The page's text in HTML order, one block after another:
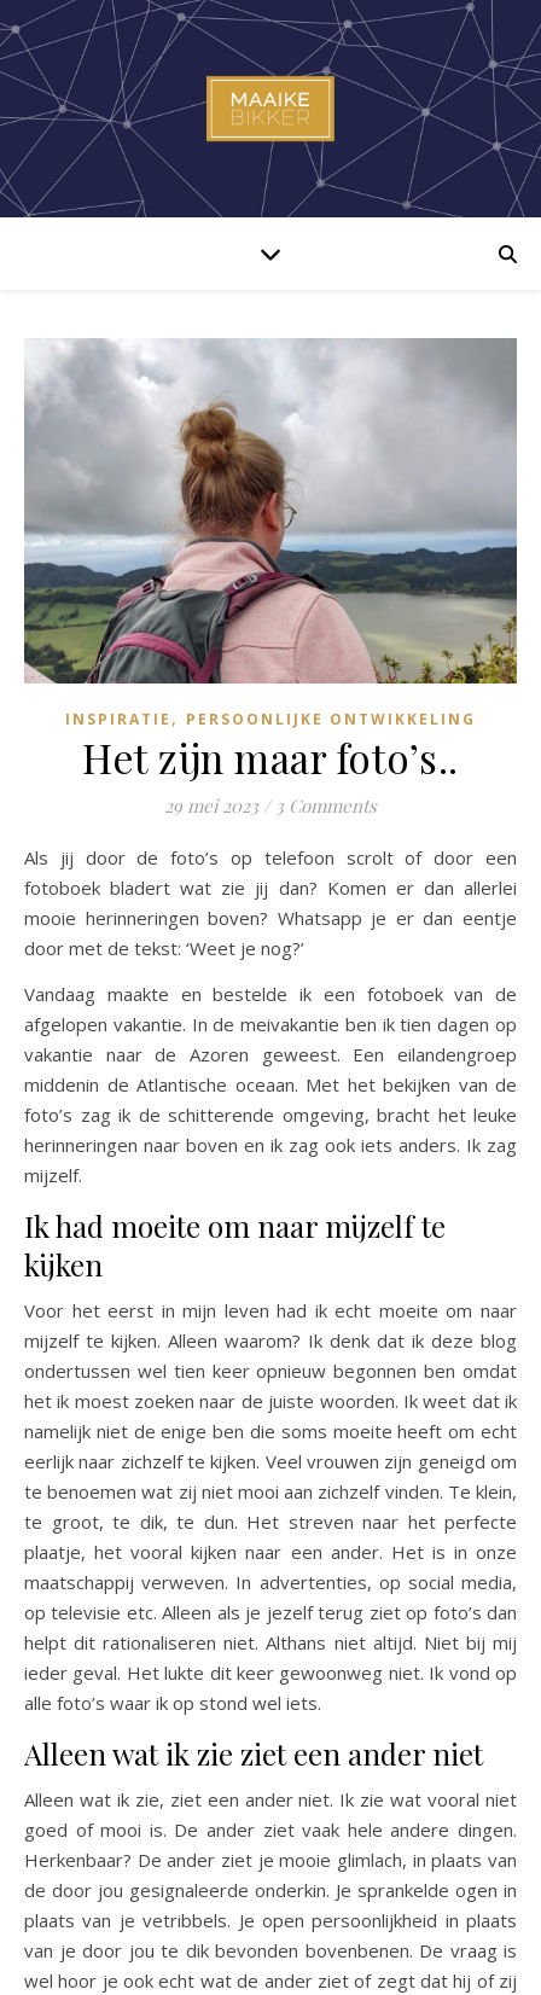
INSPIRATIE , PERSOONLIJKE ONTWIKKELING
Het zijn maar foto’s..
29 mei 2023 / 3 Comments
Als jij door de foto’s op telefoon scrolt of door een
fotoboek bladert wat zie jij dan? Komen er dan allerlei
mooie herinneringen boven? Whatsapp je er dan eentje
door met de tekst: ‘Weet je nog?’
Vandaag maakte en bestelde ik een fotoboek van de
afgelopen vakantie. In de meivakantie ben ik tien dagen op
vakantie naar de Azoren geweest. Een eilandengroep
middenin de Atlantische oceaan. Met het bekijken van de
foto’s zag ik de schitterende omgeving, bracht het leuke
herinneringen naar boven en ik zag ook iets anders. Ik zag
mijzelf.
Ik had moeite om naar mijzelf te
kijken
Voor het eerst in mijn leven had ik echt moeite om naar
mijzelf te kijken. Alleen waarom? Ik denk dat ik deze blog
ondertussen wel tien keer opnieuw begonnen ben omdat
het ik moest zoeken naar de juiste woorden. Ik weet dat ik
namelijk niet de enige ben die soms moeite heeft om echt
eerlijk naar zichzelf te kijken. Veel vrouwen zijn geneigd om
te benoemen wat zij niet mooi aan zichzelf vinden. Te klein,
te groot, te dik, te dun. Het streven naar het perfecte
plaatje, het vooral kijken naar een ander. Het is in onze
maatschappij verweven. In advertenties, op social media,
op televisie etc. Alleen als je jezelf terug ziet op foto’s dan
helpt dit rationaliseren niet. Althans niet altijd. Niet bij mij
ieder geval. Het lukte dit keer gewoonweg niet. Ik vond op
alle foto’s waar ik op stond wel iets.
Alleen wat ik zie ziet een ander niet
Alleen wat ik zie, ziet een ander niet. Ik zie wat vooral niet
goed of mooi is. De ander ziet vaak hele andere dingen.
Herkenbaar? De ander ziet je mooie glimlach, in plaats van
de door jou gesignaleerde onderkin. Je sprankelde ogen in
plaats van je vetribbels. Je open persoonlijkheid in plaats
van je door jou te dik bevonden bovenbenen. De vraag is
wel hoor je ook echt wat de ander ziet of zegt dat hij of zij